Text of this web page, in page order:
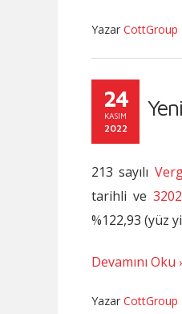
Yazar CottGroup
24
KASIM
2022
213 sayılı
tarihli ve
%122,93 (yüz
Devamını Oku
Yazar CottGroup